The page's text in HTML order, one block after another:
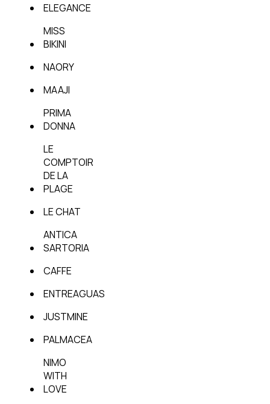
ELEGANCE
MISS
BIKINI
NAORY
MAAJI
PRIMA
DONNA
LE
COMPTOIR
DE LA
PLAGE
LE CHAT
ANTICA
SARTORIA
CAFFE
ENTREAGUAS
JUSTMINE
PALMACEA
NIMO
WITH
LOVE